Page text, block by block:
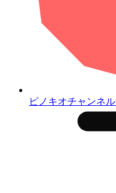
ピノキオチャンネル